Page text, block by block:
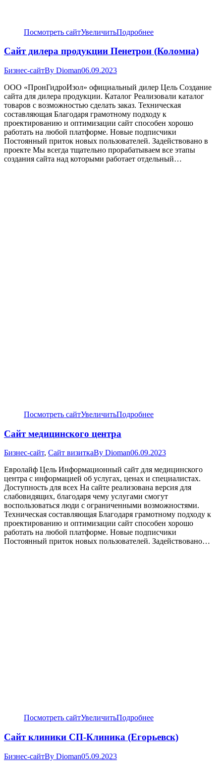
Посмотреть сайтУвеличитьПодробнее
Сайт дилера продукции Пенетрон (Коломна)
Бизнес-сайтBy Dioman06.09.2023
ООО «ПронГидроИзол» официальный дилер Цель Создание
сайта для дилера продукции. Каталог Реализовали каталог
товаров с возможностью сделать заказ. Техническая
составляющая Благодаря грамотному подходу к
проектированию и оптимизации сайт способен хорошо
работать на любой платформе. Новые подписчики
Постоянный приток новых пользователей. Задействовано в
проекте Мы всегда тщательно прорабатываем все этапы
создания сайта над которыми работает отдельный…
Посмотреть сайтУвеличитьПодробнее
Сайт медицинского центра
Бизнес-сайт, Сайт визиткаBy Dioman06.09.2023
Евролайф Цель Информационный сайт для медицинского
центра с информацией об услугах, ценах и специалистах.
Доступность для всех На сайте реализована версия для
слабовидящих, благодаря чему услугами смогут
воспользоваться люди с ограниченными возможностями.
Техническая составляющая Благодаря грамотному подходу к
проектированию и оптимизации сайт способен хорошо
работать на любой платформе. Новые подписчики
Постоянный приток новых пользователей. Задействовано…
Посмотреть сайтУвеличитьПодробнее
Сайт клиники СП-Клиника (Егорьевск)
Бизнес-сайтBy Dioman05.09.2023